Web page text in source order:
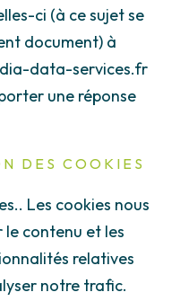
ci (à ce sujet se
document) à
data-services.fr
une réponse
DES COOKIES
Les cookies nous
contenu et les
relatives
notre trafic.